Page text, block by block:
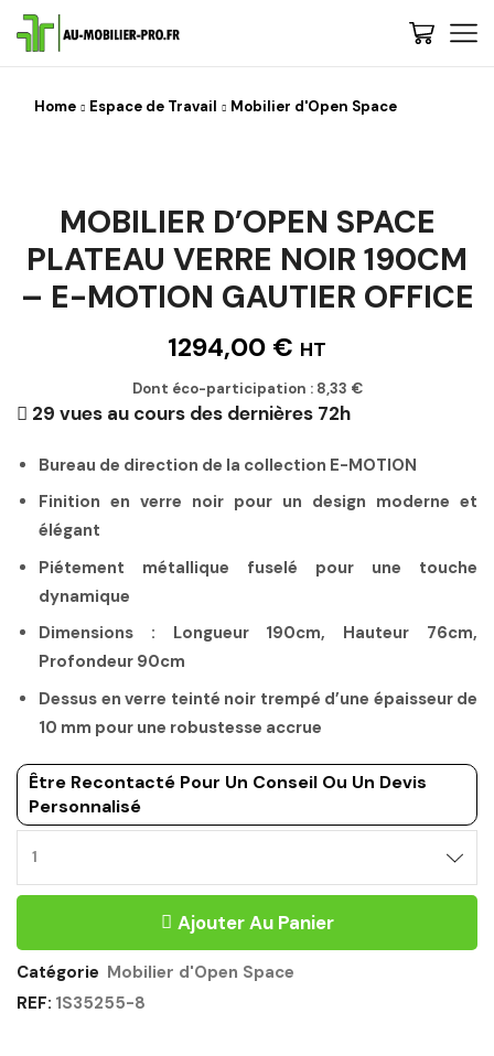
Home Espace de Travail Mobilier d'Open Space
MOBILIER D’OPEN SPACE
PLATEAU VERRE NOIR 190CM
– E-MOTION GAUTIER OFFICE
1294,00 € HT
Dont éco-participation : 8,33 €
29 vues au cours des dernières 72h
Bureau de direction de la collection E-MOTION
Finition en verre noir pour un design moderne et
élégant
Piétement métallique fuselé pour une touche
dynamique
Dimensions : Longueur 190cm, Hauteur 76cm,
Profondeur 90cm
Dessus en verre teinté noir trempé d’une épaisseur de
10 mm pour une robustesse accrue
Être Recontacté Pour Un Conseil Ou Un Devis
Personnalisé
Ajouter Au Panier
Catégorie Mobilier d'Open Space
REF: 1S35255-8